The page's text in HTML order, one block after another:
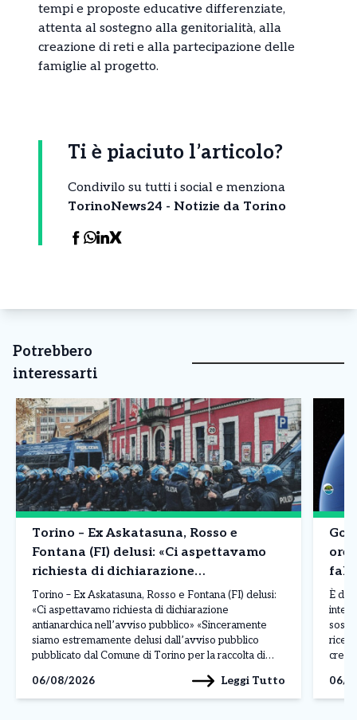
tempi e proposte educative differenziate,
attenta al sostegno alla genitorialità, alla
creazione di reti e alla partecipazione delle
famiglie al progetto.
Ti è piaciuto l’articolo?
Condivilo su tutti i social e menziona
TorinoNews24 - Notizie da Torino
Potrebbero
interessarti
Torino – Ex Askatasuna, Rosso e
Fontana (FI) delusi: «Ci aspettavamo
richiesta di dichiarazione
antianarchica nell’avviso pubblico»
Torino – Ex Askatasuna, Rosso e Fontana (FI) delusi:
«Ci aspettavamo richiesta di dichiarazione
antianarchica nell’avviso pubblico» «Sinceramente
siamo estremamente delusi dall’avviso pubblico
pubblicato dal Comune di Torino per la raccolta di
ospitava Askatasuna. Ci aspettavamo che,
sull’esempio del Comune di Rivoli per le richieste di
06/08/2026 Leggi Tutto
ore
È
La
06/